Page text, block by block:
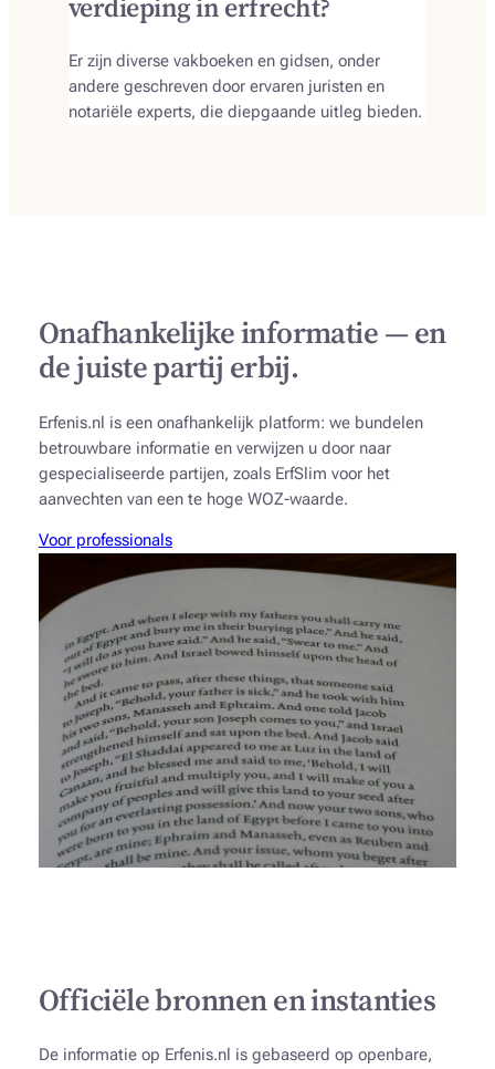
verdieping in erfrecht?
Er zijn diverse vakboeken en gidsen, onder
andere geschreven door ervaren juristen en
notariële experts, die diepgaande uitleg bieden.
Onafhankelijke informatie — en
de juiste partij erbij.
Erfenis.nl is een onafhankelijk platform: we bundelen
betrouwbare informatie en verwijzen u door naar
gespecialiseerde partijen, zoals ErfSlim voor het
aanvechten van een te hoge WOZ-waarde.
Voor professionals
Officiële bronnen en instanties
De informatie op Erfenis.nl is gebaseerd op openbare,